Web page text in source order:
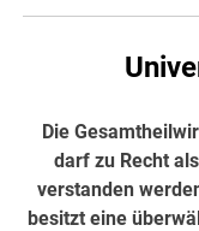
Die
darf zu Recht
verstanden
besitzt eine